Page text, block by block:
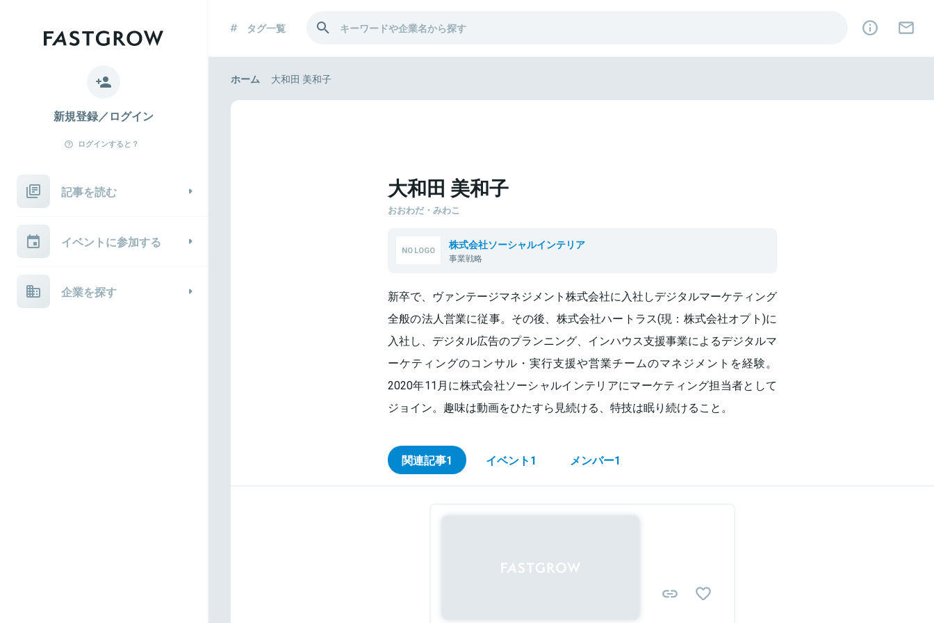
新規登録／ログイン
ログインすると？
記事を読む
イベントに参加する
企業を探す
タグ一覧
ホーム 大和田 美和子
大和田 美和子
おおわだ・みわこ
株式会社ソーシャルインテリア
事業戦略
新卒で、ヴァンテージマネジメント株式会社に入社しデジタルマーケティング
全般の法人営業に従事。その後、株式会社ハートラス(現：株式会社オプト)に
入社し、デジタル広告のプランニング、インハウス支援事業によるデジタルマ
ーケティングのコンサル・実行支援や営業チームのマネジメントを経験。
2020年11月に株式会社ソーシャルインテリアにマーケティング担当者として
ジョイン。趣味は動画をひたすら見続ける、特技は眠り続けること。
関連記事1 イベント1 メンバー1